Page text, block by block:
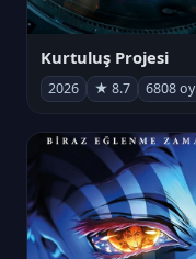
Kurtuluş Projesi
2026 ★ 8.7 6808 oy